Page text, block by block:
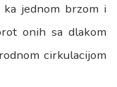
jednom brzom i
onih sa dlakom
cirkulacijom